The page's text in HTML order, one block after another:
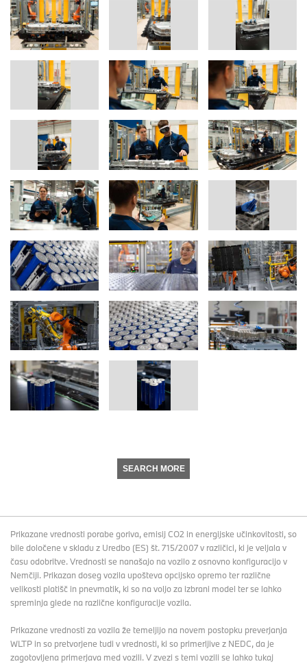
SEARCH MORE
Prikazane vrednosti porabe goriva, emisij CO2 in energijske učinkovitosti, so
bile določene v skladu z Uredbo (ES) št. 715/2007 v različici, ki je veljala v
času odobritve. Vrednosti se nanašajo na vozilo z osnovno konfiguracijo v
Nemčiji. Prikazan doseg vozila upošteva opcijsko opremo ter različne
velikosti platišč in pnevmatik, ki so na voljo za izbrani model ter se lahko
spreminja glede na različne konfiguracije vozila.
Prikazane vrednosti za vozila že temeljijo na novem postopku preverjanja
WLTP in so pretvorjene tudi v vrednosti, ki so primerljive z NEDC, da je
zagotovljena primerjava med vozili. V zvezi s temi vozili se lahko tukaj